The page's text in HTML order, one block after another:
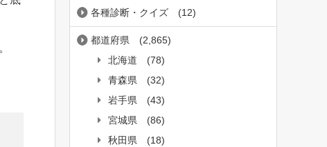
各種診断・クイズ (12)
都道府県
(2,865)
北海道
(78)
青森県
(32)
岩手県
(43)
宮城県
(86)
秋田県
(18)